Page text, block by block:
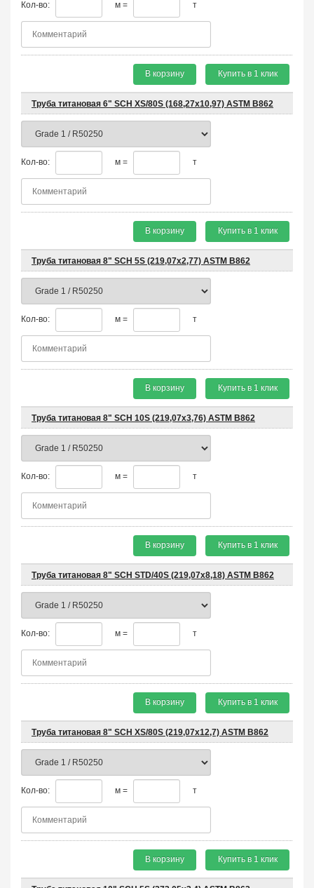
Кол-во: м = т
В корзину Купить в 1 клик
Труба титановая 6" SCH XS/80S (168,27x10,97) ASTM B862
Кол-во: м = т
В корзину Купить в 1 клик
Труба титановая 8" SCH 5S (219,07x2,77) ASTM B862
Кол-во: м = т
В корзину Купить в 1 клик
Труба титановая 8" SCH 10S (219,07x3,76) ASTM B862
Кол-во: м = т
В корзину Купить в 1 клик
Труба титановая 8" SCH STD/40S (219,07x8,18) ASTM B862
Кол-во: м = т
В корзину Купить в 1 клик
Труба титановая 8" SCH XS/80S (219,07x12,7) ASTM B862
Кол-во: м = т
В корзину Купить в 1 клик